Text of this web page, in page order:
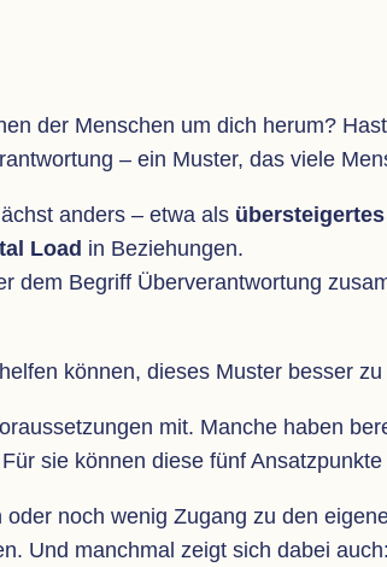
der Men­schen um dich herum?
– ein Mus­ter, das viele
anders – etwa als
Load in Bezie­hun­gen.
dem Begriff Über­ver­ant­wor­tung
kön­nen, die­ses Mus­ter bes­ser
mit. Man­che haben
sie kön­nen diese fünf
noch wenig Zugang zu den
Und manch­mal zeigt sich dabei